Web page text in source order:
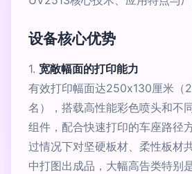
设备核心优势
1. 宽敞幅面的打印能力
有效打印幅面达250x130厘米（
名），搭载高性能彩色喷头和不
组件，配合快速打印的车座路径
过情况下对坚硬板材、柔性板材
中打图出成品，大幅高告类特别